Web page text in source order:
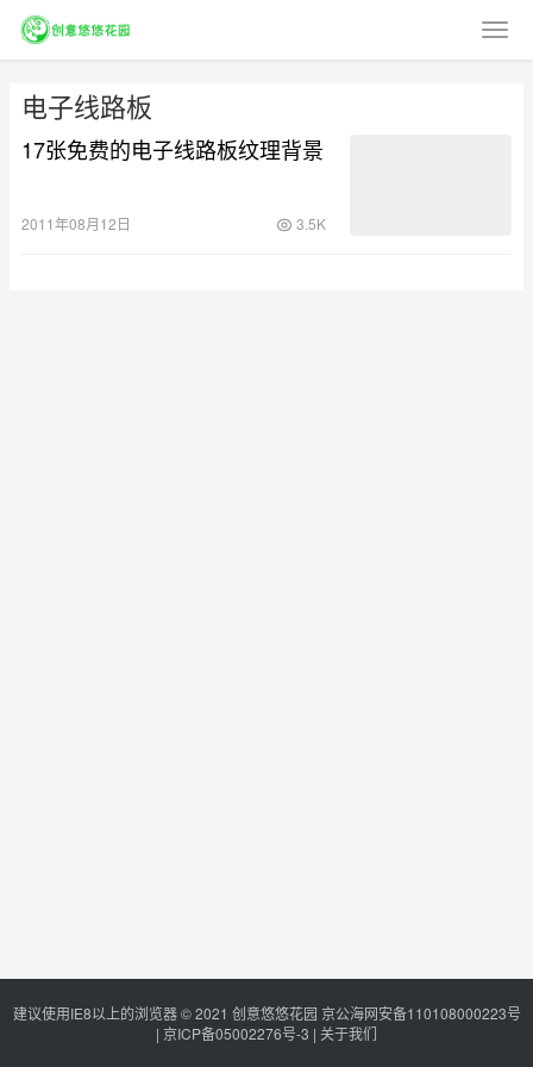
电子线路板
17张免费的电子线路板纹理背景
2011年08月12日 3.5K
建议使用IE8以上的浏览器 © 2021 创意悠悠花园 京公海网安备110108000223号
| 京ICP备05002276号-3 | 关于我们